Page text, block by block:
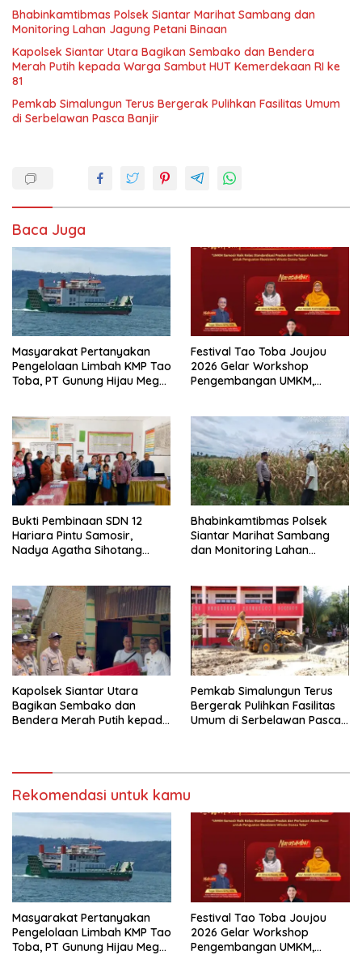
Bhabinkamtibmas Polsek Siantar Marihat Sambang dan
Monitoring Lahan Jagung Petani Binaan
Kapolsek Siantar Utara Bagikan Sembako dan Bendera
Merah Putih kepada Warga Sambut HUT Kemerdekaan RI ke
81
Pemkab Simalungun Terus Bergerak Pulihkan Fasilitas Umum
di Serbelawan Pasca Banjir
Baca Juga
Masyarakat Pertanyakan
Pengelolaan Limbah KMP Tao
Toba, PT Gunung Hijau Mega
Festival Tao Toba Joujou
2026 Gelar Workshop
Pengembangan UMKM,
Bukti Pembinaan SDN 12
Hariara Pintu Samosir,
Nadya Agatha Sihotang
Bhabinkamtibmas Polsek
Siantar Marihat Sambang
dan Monitoring Lahan
Kapolsek Siantar Utara
Bagikan Sembako dan
Bendera Merah Putih kepada
Pemkab Simalungun Terus
Bergerak Pulihkan Fasilitas
Umum di Serbelawan Pasca
Rekomendasi untuk kamu
Masyarakat Pertanyakan
Pengelolaan Limbah KMP Tao
Toba, PT Gunung Hijau Mega
Festival Tao Toba Joujou
2026 Gelar Workshop
Pengembangan UMKM,